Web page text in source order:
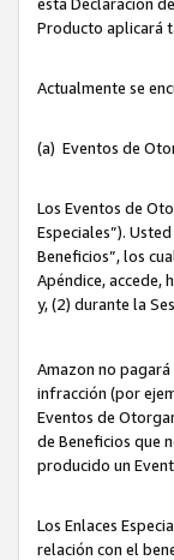
Producto aplicará
Actualmente se
(a) Eventos de
Los Eventos de
Especiales”).
Beneficios”, los
Apéndice, accede,
y, (2) durante la
Amazon no
infracción (por
Eventos de
de Beneficios que
producido un
Los Enlaces
relación con el